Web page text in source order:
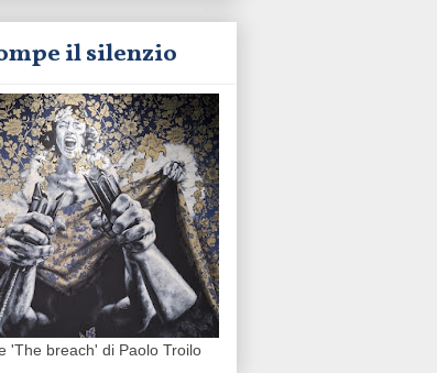
il silenzio
'The breach' di Paolo Troilo